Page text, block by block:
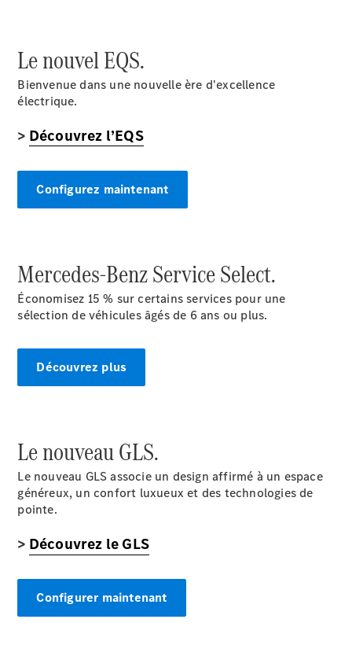
Benz Store
Coupé
Tous les
Coupés
AMG GT
Coupé
Mercedes-
AMG GT
Portes
Nouveau
Électrique
Configurateur
Tous les
CLE
Cabriolet
Mercedes-
Le nouvel EQS.
Bienvenue dans une nouvelle ère d'excellence
électrique.
> Découvrez l’EQS
Configurez maintenant
Mercedes-Benz Service Select.
Économisez 15 % sur certains services pour une
sélection devéhiculesâgés de 6 ans ou plus.
Découvrez plus
Le nouveau GLS.
Le nouveau GLS associe un design affirmé à un espace
généreux, un confort luxueux et des technologies de
pointe.
> Découvrez le GLS
Configurer maintenant